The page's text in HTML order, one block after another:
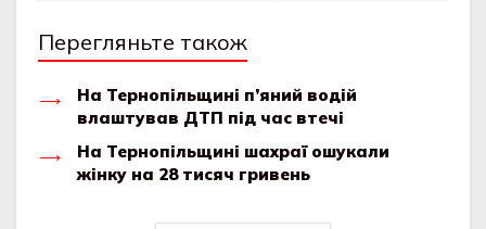
Перегляньте також
На Тернопільщині п’яний водій
влаштував ДТП під час втечі
На Тернопільщині шахраї ошукали
жінку на 28 тисяч гривень